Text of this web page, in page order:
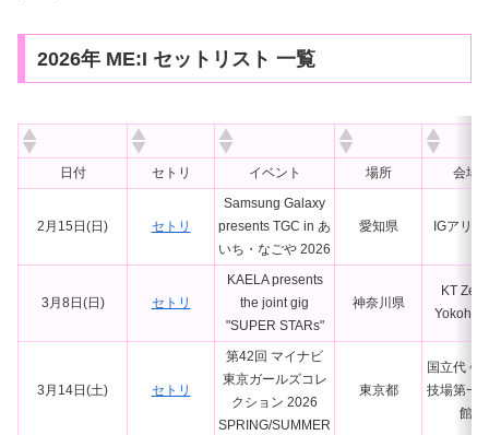
2026年 ME:I セットリスト 一覧
日付 セトリ イベント 場所 会場
2月15日(日) セトリ
Samsung Galaxy
presents TGC in あ
いち・なごや 2026
愛知県 IGアリー
3月8日(日) セトリ
KAELA presents
the joint gig
"SUPER STARs"
神奈川県
KT
3月14日(土) セトリ
第42回 マイナビ
東京ガールズコレ
クション 2026
SPRING/SUMMER
東京都
国立代々
技場第一
館